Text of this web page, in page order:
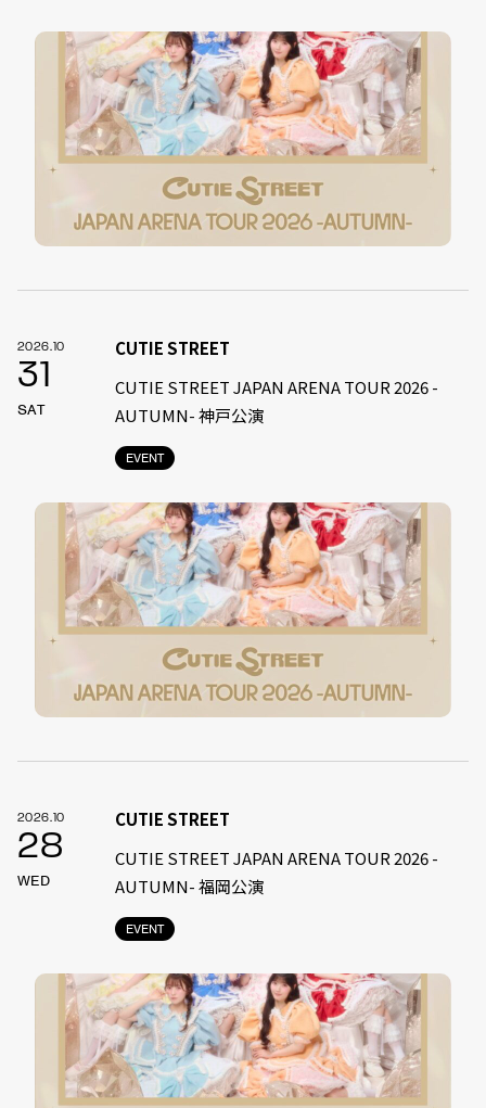
2026.10
31
SAT
EVENT
CUTIE STREET
CUTIE STREET JAPAN ARENA TOUR 2026 -
AUTUMN- 神戸公演
2026.10
28
WED
EVENT
CUTIE STREET
CUTIE STREET JAPAN ARENA TOUR 2026 -
AUTUMN- 福岡公演